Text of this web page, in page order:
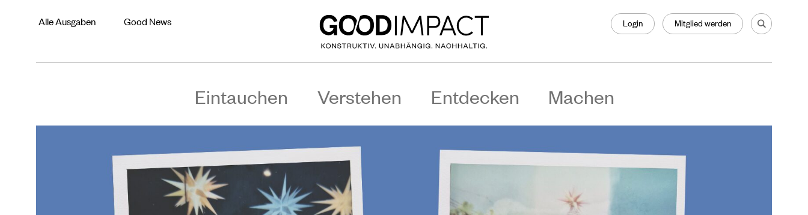
Alle Ausgaben Good News Login Mitglied werden
Eintauchen Verstehen Entdecken Machen